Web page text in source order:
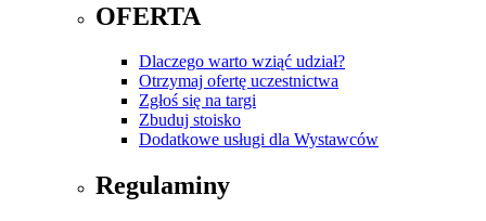
OFERTA
Dlaczego warto wziąć udział?
Otrzymaj ofertę uczestnictwa
Zgłoś się na targi
Zbuduj stoisko
Dodatkowe usługi dla Wystawców
Regulaminy